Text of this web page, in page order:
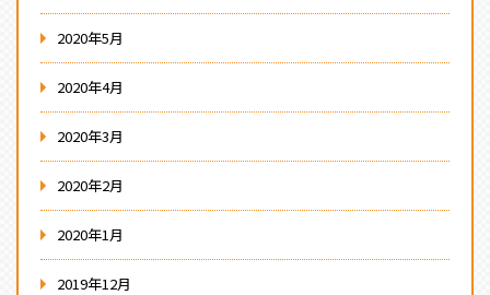
2020年5月
2020年4月
2020年3月
2020年2月
2020年1月
2019年12月